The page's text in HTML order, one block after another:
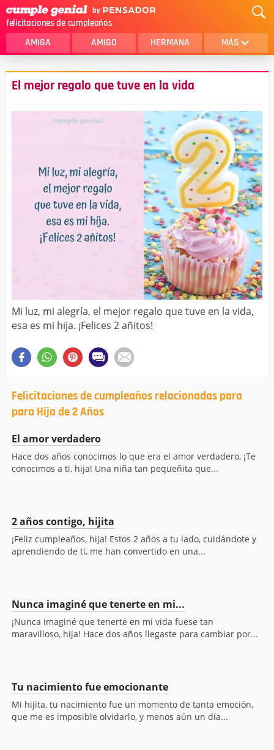
felicitaciones de cumpleaños
AMIGA AMIGO HERMANA MÁS
MAMA
AMOR
SOBRINA
HIJA
HIJO
NOVIA
ESPOSO
PAPA
HOMBRE
TIA
CUÑADA
ALGUIEN ESPECIAL
PRIMO
TODAS LAS CATEGORÍAS
El mejor regalo que tuve en la vida
Mi luz, mi alegría, el mejor regalo que tuve en la vida,
esa es mi hija. ¡Felices 2 añitos!
Felicitaciones de cumpleaños relacionadas para
para Hija de 2 Años
El amor verdadero
Hace dos años conocimos lo que era el amor verdadero, ¡Te
conocimos a ti, hija! Una niña tan pequeñita que...
2 años contigo, hijita
¡Feliz cumpleaños, hija! Estos 2 años a tu lado, cuidándote y
aprendiendo de ti, me han convertido en una...
Nunca imaginé que tenerte en mi...
¡Nunca imaginé que tenerte en mi vida fuese tan
maravilloso, hija! Hace dos años llegaste para cambiar por...
Tu nacimiento fue emocionante
Mi hijita, tu nacimiento fue un momento de tanta emoción,
que me es imposible olvidarlo, y menos aún un día...